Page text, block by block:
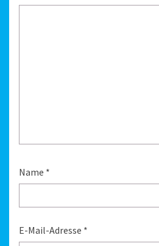
Name *
E-Mail-Adresse *